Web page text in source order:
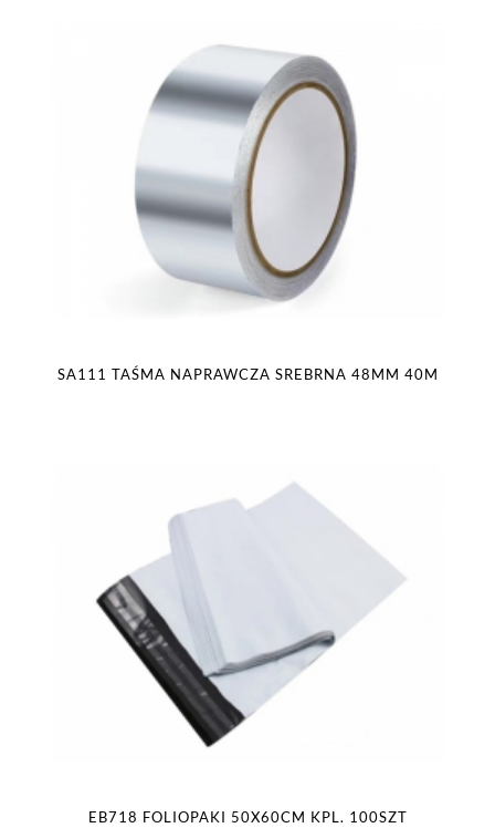
SA111 TAŚMA NAPRAWCZA SREBRNA 48MM 40M
EB718 FOLIOPAKI 50X60CM KPL. 100SZT